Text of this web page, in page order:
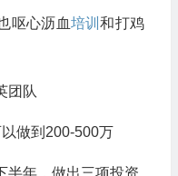
呕心沥血培训 和打鸡
团队
做到200-500万
半年，做出三项投资